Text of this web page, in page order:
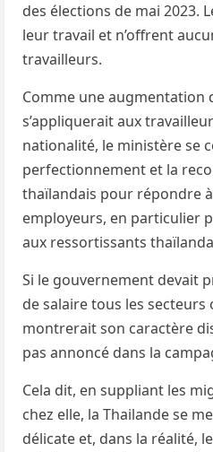
des élections de mai 2023.
leur travail et n’offrent
travailleurs.
Comme une augmentation
s’appliquerait aux
nationalité, le ministère se
perfectionnement et la
thaïlandais pour répondre
employeurs, en particulier
aux ressortissants
Si le gouvernement devait
de salaire tous les
montrerait son caractère
pas annoncé dans la
Cela dit, en suppliant les
chez elle, la Thailande se
délicate et, dans la réalité,